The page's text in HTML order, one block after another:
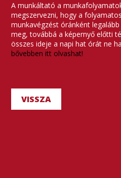
A munkáltató a
megszervezni, hogy a
munkavégzést óránként
meg, továbbá a képernyő előtti
összes ideje a napi hat órát ne
bővebben itt olvashat!
VISSZA